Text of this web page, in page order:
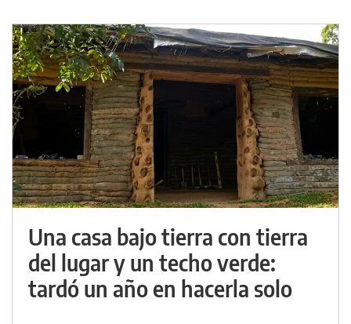
Una casa bajo tierra con tierra
del lugar y un techo verde:
tardó un año en hacerla solo